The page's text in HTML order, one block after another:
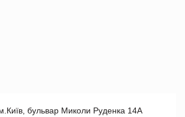
бульвар Миколи Руденка 14А